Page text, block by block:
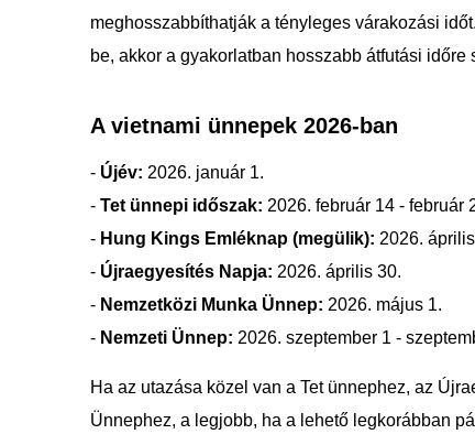
meghosszabbíthatják a tényleges várakozási
be, akkor a gyakorlatban hosszabb átfutási időre
A vietnami ünnepek 2026-ban
- Újév: 2026. január 1.
- Tet ünnepi időszak: 2026. február 14 - február
- Hung Kings Emléknap (megülik): 2026.
- Újraegyesítés Napja: 2026. április 30.
- Nemzetközi Munka Ünnep: 2026. május 1.
- Nemzeti Ünnep: 2026. szeptember 1 -
Ha az utazása közel van a Tet ünnephez, az
Ünnephez, a legjobb, ha a lehető legkorábban